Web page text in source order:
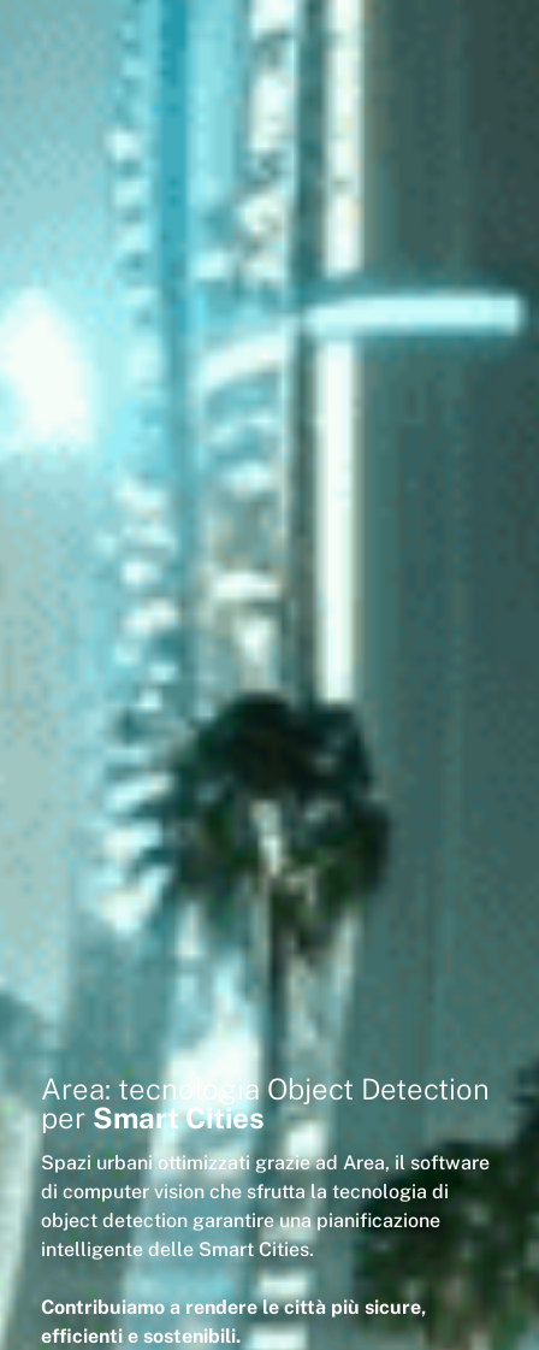
Area: tecnologia Object Detection
per Smart Cities
Spazi urbani ottimizzati grazie ad Area, il software
di computer vision che sfrutta la tecnologia di
object detection garantire una pianificazione
intelligente delle Smart Cities.
Contribuiamo a rendere le città più sicure,
efficienti e sostenibili.